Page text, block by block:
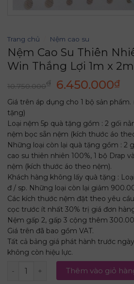
Trang chủ Nệm cao su
Nệm Cao Su Thiên
Win Thắng Lợi 1m x
10.750.000₫
Giá
gốc
là:
10.750.000₫.
6.450.000₫Giá
tại
là:
Giá trên áp dụng cho 1 bộ sản phẩm.
tặng)
Loại nệm 5p quà tặng gồm : 2 gối
nệm bọc sẵn nệm (kích thước áo
Những loại còn lại quà tặng gồm : 2
cao su thiên nhiên 100%, 1 bộ Drap
nệm (kích thước áo theo nệm).
Khách hàng không lấy quà tặng :
đ / sp. Những loại còn lại giảm
Các kích thước nệm đặt theo yêu
cọc trước ít nhất 30% trị giá đơn
Nệm gấp 2, gấp 3 cộng thêm
Giá trên đã bao gồm VAT.
Tất cả bảng giá phát hành trước
không còn hiệu lực.
Nệm Cao Su Thiên Nhiên Super
Thêm vào giỏ